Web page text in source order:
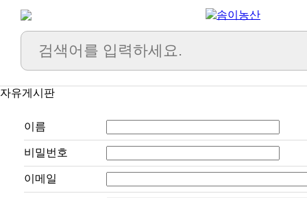
자유게시판
이름
비밀번호
이메일